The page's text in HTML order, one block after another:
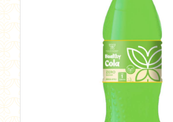
Nutritional Energy Bars